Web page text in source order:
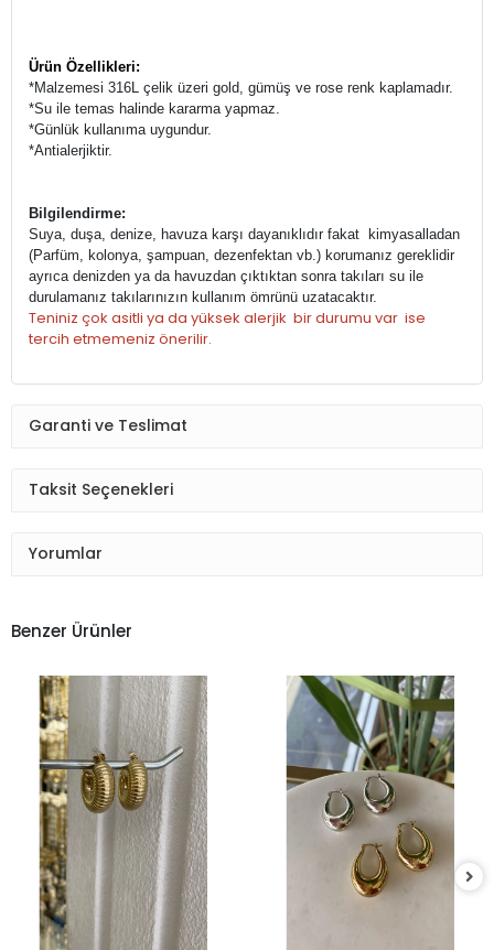
Ürün Özellikleri:
*Malzemesi 316L çelik üzeri gold, gümüş ve rose renk kaplamadır.
*Su ile temas halinde kararma yapmaz.
*Günlük kullanıma uygundur.
*Antialerjiktir.
Bilgilendirme:
Suya, duşa, denize, havuza karşı dayanıklıdır fakat kimyasalladan
(Parfüm, kolonya, şampuan, dezenfektan vb.) korumanız gereklidir
ayrıca denizden ya da havuzdan çıktıktan sonra takıları su ile
durulamanız takılarınızın kullanım ömrünü uzatacaktır.
Teniniz çok asitli ya da yüksek alerjik bir durumu var ise
tercih etmemeniz önerilir.
Garanti ve Teslimat
Taksit Seçenekleri
Yorumlar
Benzer Ürünler